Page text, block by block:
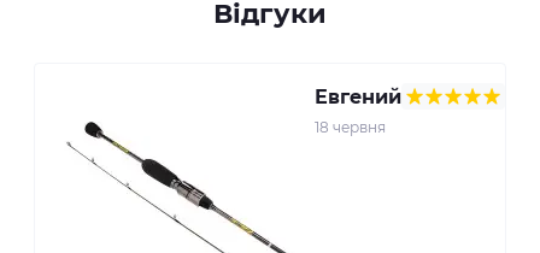
Відгуки
Евгений
18 червня